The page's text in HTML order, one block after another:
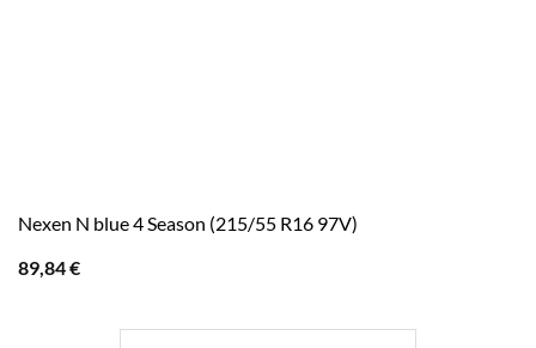
Nexen N blue 4 Season (215/55 R16 97V)
89,84€